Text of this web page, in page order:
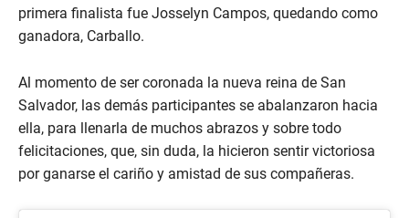
primera finalista fue Josselyn Campos, quedando como
ganadora, Carballo.
Al momento de ser coronada la nueva reina de San
Salvador, las demás participantes se abalanzaron hacia
ella, para llenarla de muchos abrazos y sobre todo
felicitaciones, que, sin duda, la hicieron sentir victoriosa
por ganarse el cariño y amistad de sus compañeras.